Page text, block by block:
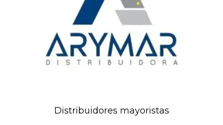
Distribuidores mayoristas